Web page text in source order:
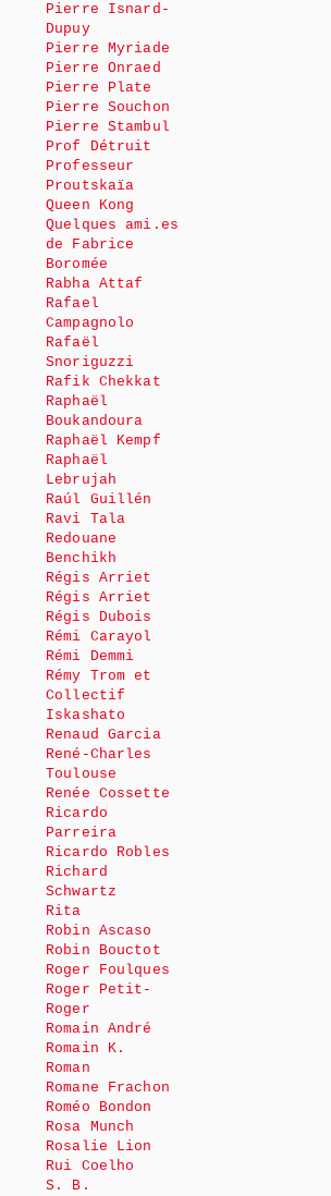
Pierre Isnard-
Dupuy
Pierre Myriade
Pierre Onraed
Pierre Plate
Pierre Souchon
Pierre Stambul
Prof Détruit
Professeur
Proutskaïa
Queen Kong
Quelques ami.es
de Fabrice
Boromée
Rabha Attaf
Rafael
Campagnolo
Rafaël
Snoriguzzi
Rafik Chekkat
Raphaël
Boukandoura
Raphaël Kempf
Raphaël
Lebrujah
Raúl Guillén
Ravi Tala
Redouane
Benchikh
Régis Arriet
Régis Arriet
Régis Dubois
Rémi Carayol
Rémi Demmi
Rémy Trom et
Collectif
Iskashato
Renaud Garcia
René-Charles
Toulouse
Renée Cossette
Ricardo
Parreira
Ricardo Robles
Richard
Schwartz
Rita
Robin Ascaso
Robin Bouctot
Roger Foulques
Roger Petit-
Roger
Romain André
Romain K.
Roman
Romane Frachon
Roméo Bondon
Rosa Munch
Rosalie Lion
Rui Coelho
S. B.